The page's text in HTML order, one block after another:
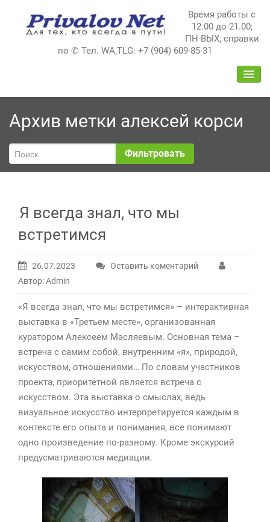
содержимому
Время работы с
12.00 до 21.00;
ПН-ВЫХ; справки
по ✆ Тел. WA,TLG: +7 (904) 609-85-31
Архив метки алексей корси
Фильтровать
Я всегда знал, что мы
встретимся
26.07.2023
Оставить коментарий
Автор: Admin
«Я всегда знал, что мы встретимся» – интерактивная
выставка в «Третьем месте», организованная
куратором Алексеем Масляевым. Основная тема –
встреча с самим собой, внутренним «я», природой,
искусством, отношениями… По словам участников
проекта, приоритетной является встреча с
искусством. Эта выставка о смыслах, ведь
визуальное искусство интерпретируется каждым в
контексте его опыта и понимания, все понимают
одно произведение по-разному. Кроме экскурсий
предусматриваются медиации.